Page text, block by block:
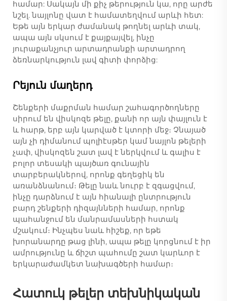
համար: Սակայն մի քիչ թերություն կա, որը արժե
նշել. նայլոնը վատ է համատեղվում արևի հետ:
Եթե այն երկար ժամանակ թողնել արևի տակ,
ապա այն սկսում է քայքայվել, ինչը
յուրաքանչյուր արտադրանքի արտադրող
ձեռնարկություն լավ գիտի փորձից:
Րեյուն մաղերդ
Շենքերի մաքրման համար շահագործողները
սիրում են վիսկոզե թելը, քանի որ այն փայլուն է
և հարթ, երբ այն կարված է կտորի մեջ։ Չնայած
այն չի դիմանում պոլիէսթեր կամ նայլոն թելերի
չափ, վիսկոզեն շատ լավ է ներկվում և գալիս է
բոլոր տեսակի պայծառ գունային
տարբերակներով, որոնք գեղեցիկ են
առանձնանում։ Թելը նաև նուրբ է զգացվում,
ինչը դարձնում է այն հիանալի ընտրություն
բարդ շենքերի դիզայնների համար, որոնք
պահանջում են մանրամասների հստակ
մշակում։ Ինչպես նաև հիշեք, որ եթե
խորանարդը թաց լինի, ապա թելը կորցնում է իր
ամրությունը և ճիշտ պահումը շատ կարևոր է
երկարաժամկետ նախագծերի համար։
Հատուկ թելեր տեխնիկական